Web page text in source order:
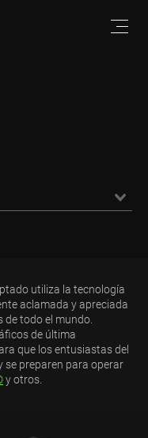
utiliza la tecnología
aclamada y apreciada
de todo el mundo.
de última
que los entusiastas del
se preparen para operar
y otros.